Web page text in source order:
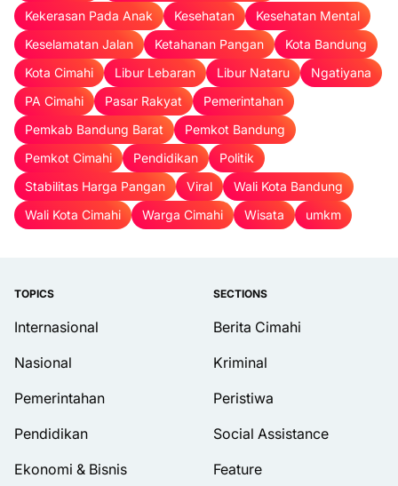
Kekerasan Pada Anak
Kesehatan
Kesehatan Mental
Keselamatan Jalan
Ketahanan Pangan
Kota Bandung
Kota Cimahi
Libur Lebaran Libur Nataru
Ngatiyana
PA Cimahi
Pasar Rakyat
Pemerintahan
Pemkab Bandung Barat
Pemkot Bandung
Pemkot Cimahi
Pendidikan
Politik
Stabilitas Harga Pangan
Viral
Wali Kota Bandung
Wali Kota Cimahi
Warga Cimahi Wisata umkm
TOPICS
Internasional
Nasional
Pemerintahan
Pendidikan
Ekonomi & Bisnis
SECTIONS
Berita Cimahi
Kriminal
Peristiwa
Social Assistance
Feature